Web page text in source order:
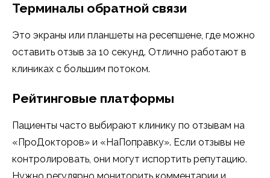
Терминалы обратной связи
Это экраны или планшеты на ресепшене, где можно
оставить отзыв за 10 секунд. Отлично работают в
клиниках с большим потоком.
Рейтинговые платформы
Пациенты часто выбирают клинику по отзывам на
«ПроДокторов» и «НаПоправку». Если отзывы не
контролировать, они могут испортить репутацию.